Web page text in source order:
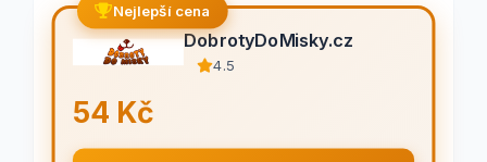
Nejlepší cena
DobrotyDoMisky.cz
4.5
54 Kč